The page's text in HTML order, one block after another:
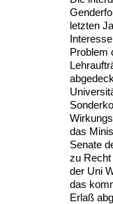
letzten
Problem
das
Senate
zu Recht
der Uni
das
Erlaß